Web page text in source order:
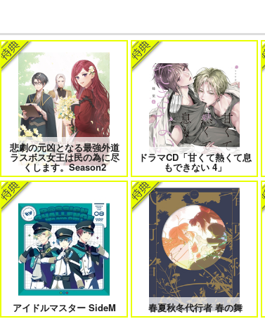
愛とかいろいろあるところ あなたは俺の運命でしょ！！
エンドロールは地獄まで 2 嘘つきなキスで今日もバイバイ
自分しか知らない彼氏の一面 1 明日もきみに会いに行く 2
オレはお前に推されたい!! 隠れ狼と流され子羊
悲劇の元凶となる最強外道
ラスボス女王は民の為に尽
くします。Season2
ドラマCD「甘くて熱くて息
もできない 4」
アイドルマスター SideM 春夏秋冬代行者 春の舞